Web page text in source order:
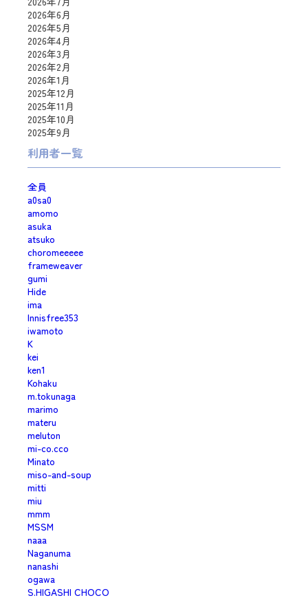
2026年6月
2026年5月
2026年4月
2026年3月
2026年2月
2026年1月
2025年12月
2025年11月
2025年10月
2025年9月
利用者一覧
全員
a0sa0
amomo
asuka
atsuko
choromeeeee
frameweaver
gumi
Hide
ima
Innisfree353
iwamoto
K
kei
ken1
Kohaku
m.tokunaga
marimo
materu
meluton
mi-co.cco
Minato
miso-and-soup
mitti
miu
mmm
MSSM
naaa
Naganuma
nanashi
ogawa
S.HIGASHI CHOCO